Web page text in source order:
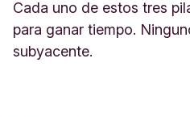
Cada uno de estos tres
para ganar tiempo.
subyacente.